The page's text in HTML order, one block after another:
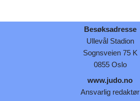
Besøksadresse
Ullevål Stadion
Sognsveien 75 K
0855 Oslo
www.judo.no
Ansvarlig redaktør